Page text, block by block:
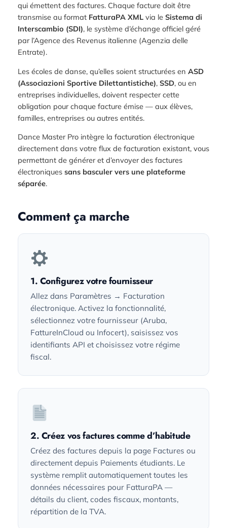
qui émettent des factures. Chaque facture doit être
transmise au format FatturaPA XMLvia le Sistema di
Interscambio (SDI), le système d’échange officiel géré
par l’Agence des Revenus italienne (Agenzia delle
Entrate).
Les écoles de danse, qu’elles soient structurées en ASD
(Associazioni Sportive Dilettantistiche), SSD, ou en
entreprises individuelles, doivent respecter cette
obligation pour chaque facture émise — aux élèves,
familles, entreprises ou autres entités.
Dance Master Pro intègre la facturation électronique
directement dans votre flux de facturation existant, vous
permettant de générer et d’envoyer des factures
électroniques sans basculer vers une plateforme
séparée.
Comment ça marche
1. Configurez votre fournisseur
Allez dans Paramètres → Facturation
électronique. Activez la fonctionnalité,
sélectionnez votre fournisseur (Aruba,
FattureInCloud ou Infocert), saisissez vos
identifiants API et choisissez votre régime
fiscal.
2. Créez vos factures comme d’habitude
Créez des factures depuis la page Factures ou
directement depuis Paiements étudiants. Le
système remplit automatiquement toutes les
données nécessaires pour FatturaPA —
détails du client, codes fiscaux, montants,
répartition de la TVA.